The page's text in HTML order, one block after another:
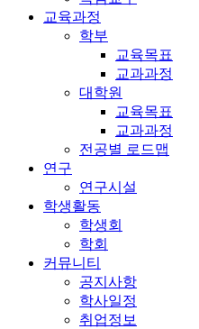
교육과정
학부
교육목표
교과과정
대학원
교육목표
교과과정
전공별 로드맵
연구
연구시설
학생활동
학생회
학회
커뮤니티
공지사항
학사일정
취업정보